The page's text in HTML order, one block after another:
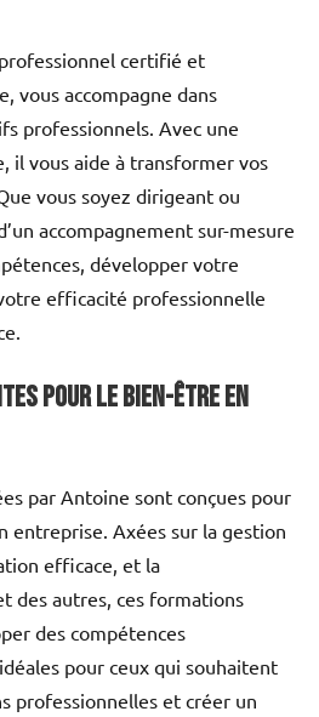
certifié et
vous accompagne dans
professionnels. Avec une
il vous aide à transformer vos
vous soyez dirigeant ou
accompagnement sur-mesure
développer votre
efficacité professionnelle
pour le bien-être en
par Antoine sont conçues pour
entreprise. Axées sur la gestion
efficace, et la
des autres, ces formations
des compétences
pour ceux qui souhaitent
professionnelles et créer un